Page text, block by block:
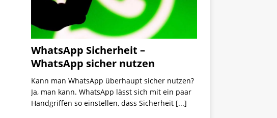
WhatsApp Sicherheit –
WhatsApp sicher nutzen
Kann man WhatsApp überhaupt sicher nutzen?
Ja, man kann. WhatsApp lässt sich mit ein paar
Handgriffen so einstellen, dass Sicherheit [...]